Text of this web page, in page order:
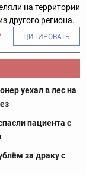
на территории
другого региона.
ЦИТИРОВАТЬ
уехал в лес на
пациента с
за драку с